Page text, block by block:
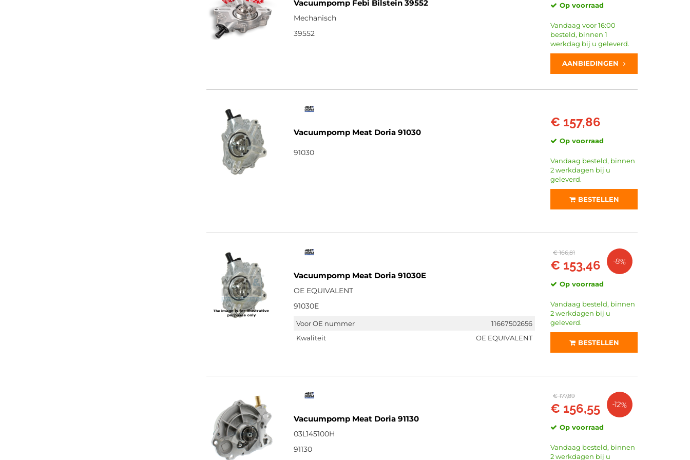
Vacuumpomp Febi Bilstein 39552
Mechanisch
39552
Op voorraad
Vandaag voor 16:00
besteld, binnen 1
werkdag bij u geleverd.
AANBIEDINGEN
Vacuumpomp Meat Doria 91030
91030
€ 157,86
Op voorraad
Vandaag besteld, binnen
2 werkdagen bij u
geleverd.
BESTELLEN
Vacuumpomp Meat Doria 91030E
OE EQUIVALENT
91030E
Voor OE nummer
11667502656
Kwaliteit
OE EQUIVALENT
€ 166,81
€ 153,46 -8%
Op voorraad
Vandaag besteld, binnen
2 werkdagen bij u
geleverd.
BESTELLEN
Vacuumpomp Meat Doria 91130
03L145100H
91130
€ 177,89
€ 156,55 -12%
Op voorraad
Vandaag besteld, binnen
2 werkdagen bij u